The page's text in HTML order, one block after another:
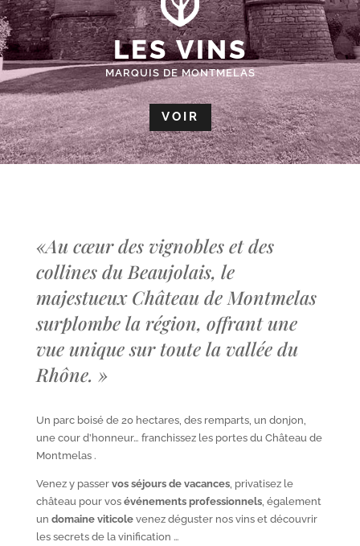
LES VINS
MARQUIS DE MONTMELAS
VOIR
«Au cœur des vignobles et des
collines du Beaujolais, le
majestueux Château de Montmelas
surplombe la région, offrant une
vue unique sur toute la vallée du
Rhône. »
Un parc boisé de 20 hectares, des remparts, un donjon,
une cour d’honneur… franchissez les portes du Château de
Montmelas .
Venez y passer vos séjours de vacances, privatisez le
château pour vos événements professionnels, également
un domaine viticolevenez déguster nos vins et découvrir
les secrets de la vinification …